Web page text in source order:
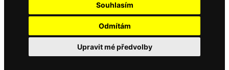
Souhlasím
Odmítám
Upravit mé předvolby